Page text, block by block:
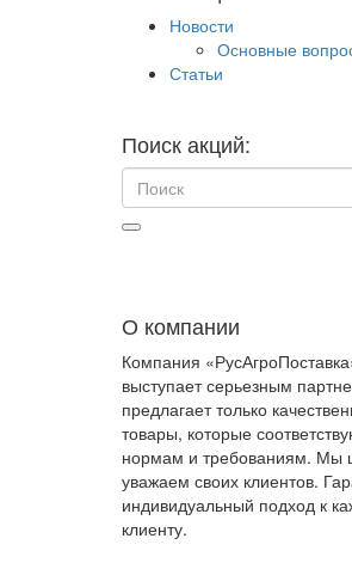
Новости
Основные
Статьи
Поиск акций:
О компании
Компания
выступает серьезным
предлагает только
товары, которые
нормам и требованиям. Мы
уважаем своих клиентов.
индивидуальный подход к
клиенту.